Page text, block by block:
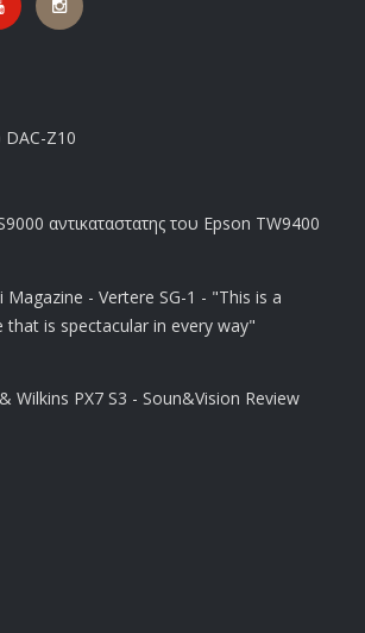
DAC-Z10
αντικαταστατης του Epson TW9400
Magazine - Vertere SG-1 - "This is a
that is spectacular in every way"
Wilkins PX7 S3 - Soun&Vision Review